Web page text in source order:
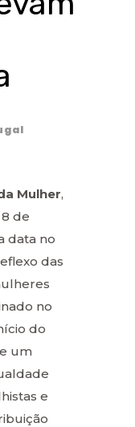
Mulher,
de
data no
das
no
do
um
e